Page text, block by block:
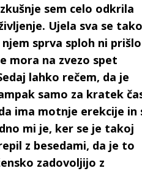
sem celo odkrila
Ujela sva se tako
sprva sploh ni
mora na zvezo spet
lahko rečem, da je
samo za kratek
ima motnje erekcije in
mi je, ker se je takoj
z besedami, da je to
zadovoljijo z